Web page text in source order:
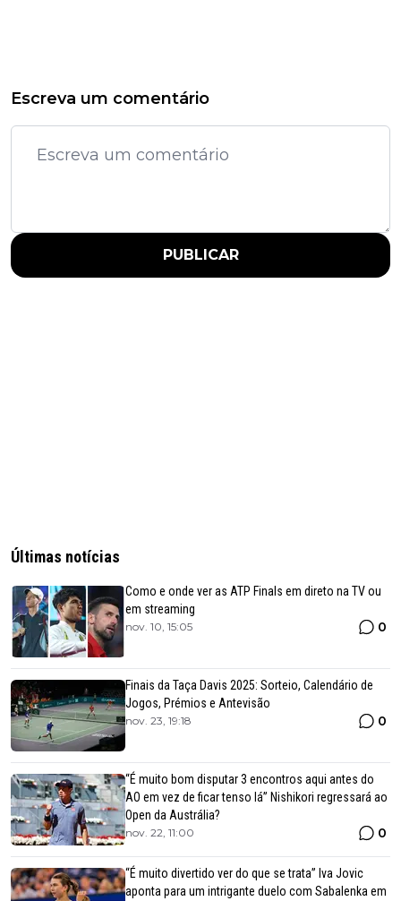
Escreva um comentário
PUBLICAR
Últimas notícias
Como e onde ver as ATP Finals em direto na TV ou
em streaming
nov. 10, 15:05 0
Finais da Taça Davis 2025: Sorteio, Calendário de
Jogos, Prémios e Antevisão
nov. 23, 19:18 0
“É muito bom disputar 3 encontros aqui antes do
AO em vez de ficar tenso lá” Nishikori regressará ao
Open da Austrália?
nov. 22, 11:00 0
“É muito divertido ver do que se trata” Iva Jovic
aponta para um intrigante duelo com Sabalenka em